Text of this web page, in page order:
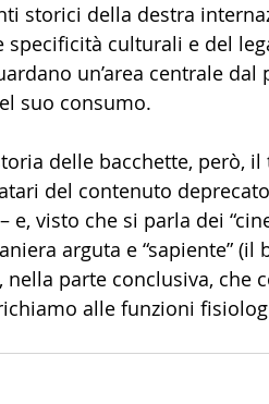
storici della destra
specificità culturali e del
un’area centrale
suo consumo.
delle bacchette, però,
del contenuto
e, visto che si parla dei
arguta e “sapiente”
nella parte conclusiva, che
alle funzioni